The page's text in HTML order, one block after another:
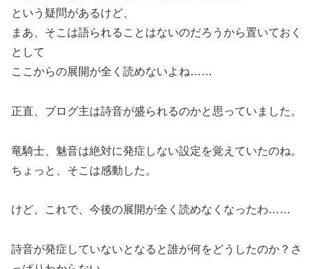
という疑問があるけど、
まあ、そこは語られることはないのだろうから置いておく
として
ここからの展開が全く読めないよね……
正直、ブログ主は詩音が盛られるのかと思っていました。
竜騎士、魅音は絶対に発症しない設定を覚えていたのね。
ちょっと、そこは感動した。
けど、これで、今後の展開が全く読めなくなったわ……
詩音が発症していないとなると誰が何をどうしたのか？さ